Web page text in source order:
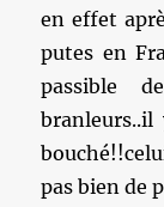
en effet
putes en
passible
pas bien de